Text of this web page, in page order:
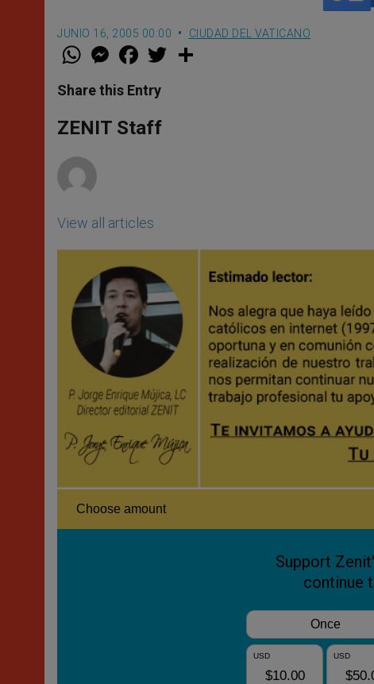
JUNIO 16, 2005 00:00 CIUDAD DEL VATICANO
W
t
s
p
p
M
e
s
e
g
e
F
a
e
b
o
k
w
Share this Entry
ZENIT Staff
View all articles